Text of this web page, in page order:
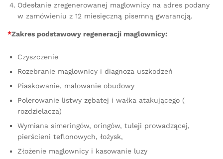
Odesłanie zregenerowanej maglownicy na adres podany
w zamówieniu z 12 miesięczną pisemną gwarancją.
*Zakres podstawowy regeneracji maglownicy:
Czyszczenie
Rozebranie maglownicy i diagnoza uszkodzeń
Piaskowanie, malowanie obudowy
Polerowanie listwy zębatej i wałka atakującego (
rozdzielacza)
Wymiana simeringów, oringów, tuleji prowadzącej,
pierścieni teflonowych, łożysk,
Złożenie maglownicy i kasowanie luzy